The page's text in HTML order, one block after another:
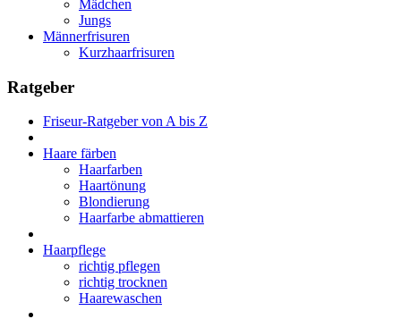
Mädchen
Jungs
Männerfrisuren
Kurzhaarfrisuren
Ratgeber
Friseur-Ratgeber von A bis Z
Haare färben
Haarfarben
Haartönung
Blondierung
Haarfarbe abmattieren
Haarpflege
richtig pflegen
richtig trocknen
Haarewaschen